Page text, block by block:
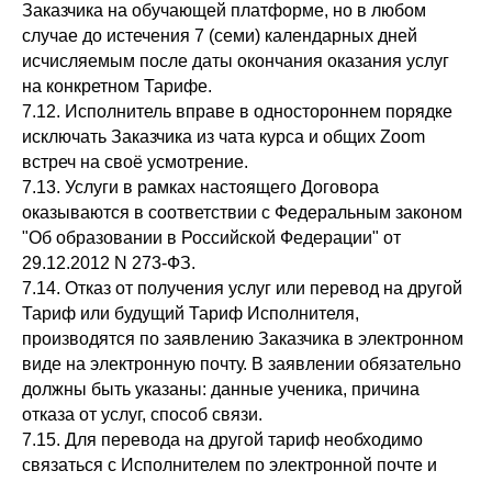
Заказчика на обучающей платформе, но в любом
случае до истечения 7 (семи) календарных дней
исчисляемым после даты окончания оказания услуг
на конкретном Тарифе.
7.12. Исполнитель вправе в одностороннем порядке
исключать Заказчика из чата курса и общих Zoom
встреч на своё усмотрение.
7.13. Услуги в рамках настоящего Договора
оказываются в соответствии с Федеральным законом
"Об образовании в Российской Федерации" от
29.12.2012 N 273-ФЗ.
7.14. Отказ от получения услуг или перевод на другой
Тариф или будущий Тариф Исполнителя,
производятся по заявлению Заказчика в электронном
виде на электронную почту. В заявлении обязательно
должны быть указаны: данные ученика, причина
отказа от услуг, способ связи.
7.15. Для перевода на другой тариф необходимо
связаться с Исполнителем по электронной почте и